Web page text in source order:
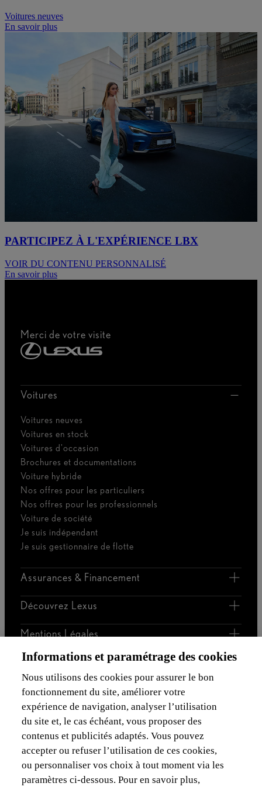
Voitures neuves
En savoir plus
PARTICIPEZ À L'EXPÉRIENCE LBX
VOIR DU CONTENU PERSONNALISÉ
En savoir plus
Merci de votre visite
Voitures
Voitures neuves
Voitures en stock
Voitures d'occasion
Brochures et documentations
Voiture hybride
Nos offres pour les particuliers
Nos offres pour les professionnels
Voiture de société
Je suis indépendant
Je suis gestionnaire de flotte
Assurances & Financement
Découvrez Lexus
Mentions Légales
Mentions légalesCookies du siteWLTP
Lexus-Belgique © 2026
Informations et paramétrage des cookies
Nous utilisons des cookies pour assurer le bon
fonctionnement du site, améliorer votre
expérience de navigation, analyser l’utilisation
du site et, le cas échéant, vous proposer des
contenus et publicités adaptés. Vous pouvez
accepter ou refuser l’utilisation de ces cookies,
ou personnaliser vos choix à tout moment via les
paramètres ci-dessous. Pour en savoir plus,